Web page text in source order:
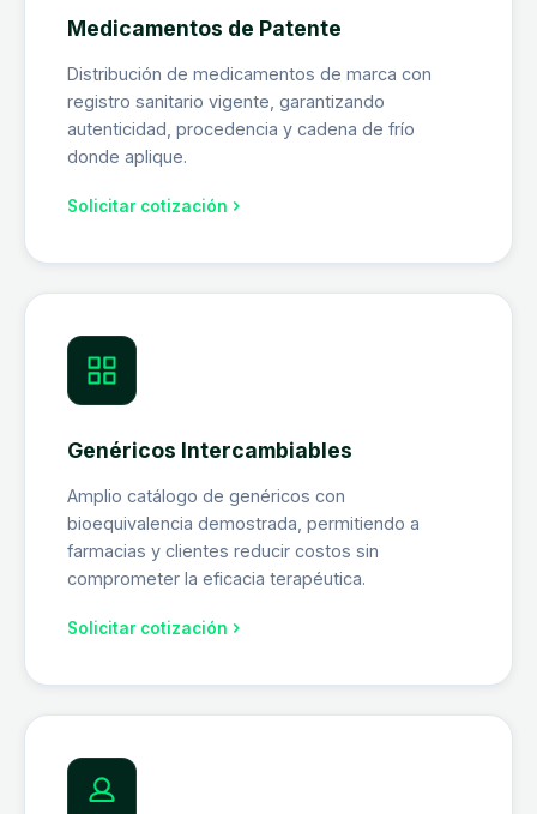
Medicamentos de Patente
Distribución de medicamentos de marca con
registro sanitario vigente, garantizando
autenticidad, procedencia y cadena de frío
donde aplique.
Solicitar cotización
Genéricos Intercambiables
Amplio catálogo de genéricos con
bioequivalencia demostrada, permitiendo a
farmacias y clientes reducir costos sin
comprometer la eficacia terapéutica.
Solicitar cotización